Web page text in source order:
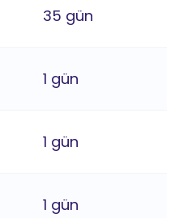
35 gün
1 gün
1 gün
1 gün